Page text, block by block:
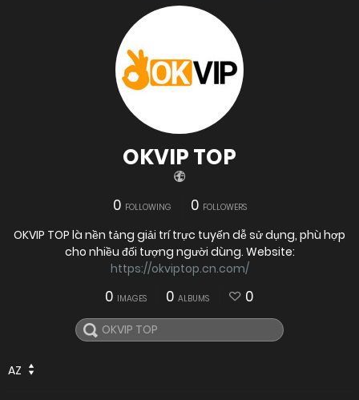
OKVIP TOP
0 FOLLOWING 0 FOLLOWERS
OKVIP TOP là nền tảng giải trí trực tuyến dễ sử dụng, phù hợp
cho nhiều đối tượng người dùng. Website:
https://okviptop.cn.com/
0 IMAGES 0 ALBUMS 0
AZ